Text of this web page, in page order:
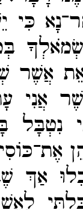
כִּי
אֲשֶׁר
אֲנִי
נִטְבָּל
אַךְ